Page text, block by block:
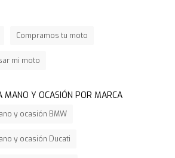
Compramos tu moto
mi moto
MANO Y OCASIÓN POR MARCA
y ocasión BMW
y ocasión Ducati